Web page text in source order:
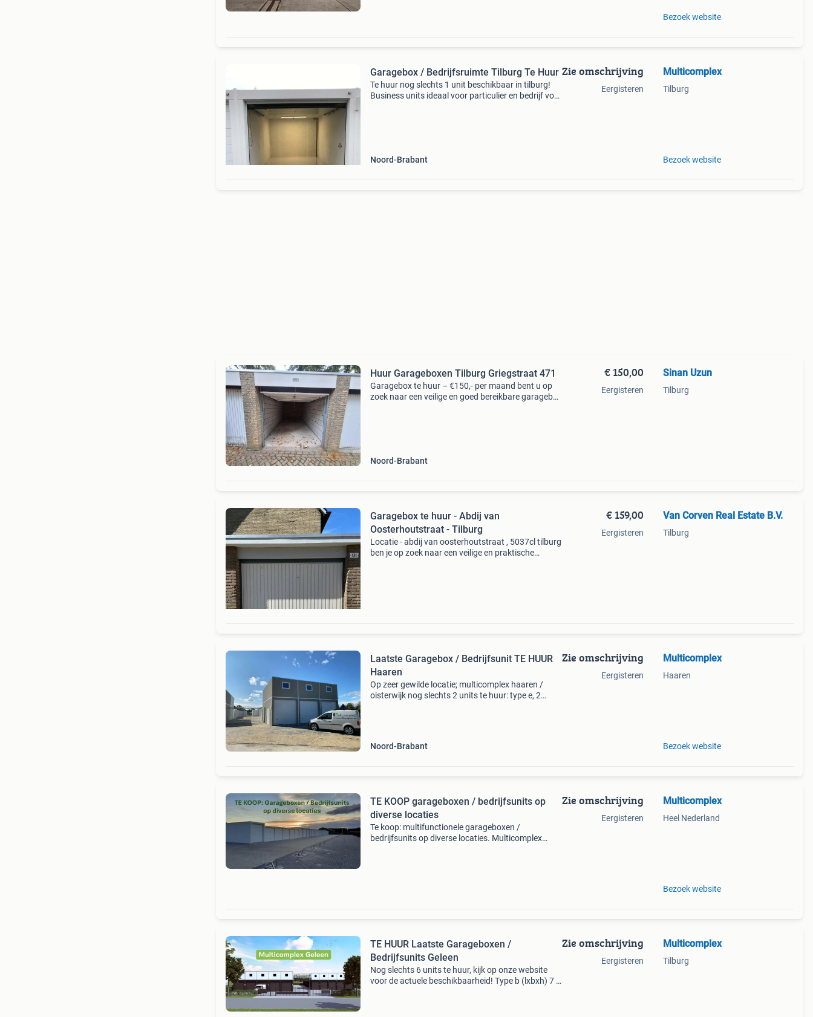
Bezoek website
Garagebox / Bedrijfsruimte Tilburg Te Huur
Te huur nog slechts 1 unit beschikbaar in tilburg!
Business units ideaal voor particulier en bedrijf voor
Noord-Brabant
Zie omschrijving
Eergisteren
Multicomplex
Tilburg
Bezoek website
Huur Garageboxen Tilburg Griegstraat 471
Garagebox te huur – €150,- per maand bent u op
zoek naar een veilige en goed bereikbare garagebox
Noord-Brabant
€ 150,00
Eergisteren
Sinan Uzun
Tilburg
Garagebox te huur - Abdij van
Oosterhoutstraat - Tilburg
Locatie - abdij van oosterhoutstraat , 5037cl tilburg
ben je op zoek naar een veilige en praktische
€ 159,00
Eergisteren
Van Corven Real Estate B.V.
Tilburg
Laatste Garagebox / Bedrijfsunit TE HUUR
Haaren
Op zeer gewilde locatie; multicomplex haaren /
oisterwijk nog slechts 2 units te huur: type e, 2
Noord-Brabant
Zie omschrijving
Eergisteren
Multicomplex
Haaren
Bezoek website
TE KOOP garageboxen / bedrijfsunits op
diverse locaties
Te koop: multifunctionele garageboxen /
bedrijfsunits op diverse locaties. Multicomplex
Zie omschrijving
Eergisteren
Multicomplex
Heel Nederland
Bezoek website
TE HUUR Laatste Garageboxen /
Bedrijfsunits Geleen
Nog slechts 6 units te huur, kijk op onze website
voor de actuele beschikbaarheid! Type b (lxbxh) 7 x
Zie omschrijving
Eergisteren
Multicomplex
Tilburg